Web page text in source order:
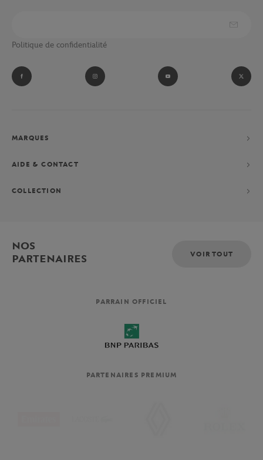
Politique de confidentialité
MARQUES
AIDE & CONTACT
COLLECTION
NOS
PARTENAIRES
VOIR TOUT
PARRAIN OFFICIEL
PARTENAIRES PREMIUM